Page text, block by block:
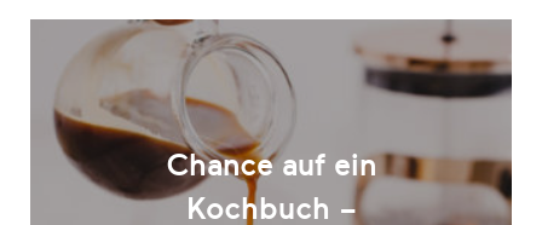
Chance auf ein
Kochbuch –